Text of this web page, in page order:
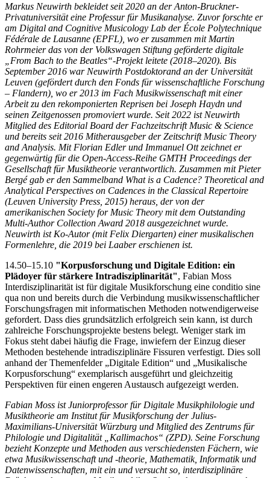
Markus Neuwirth bekleidet seit 2020 an der Anton-Bruckner-
Privatuniversität eine Professur für Musikanalyse. Zuvor forschte er
am Digital and Cognitive Musicology Lab der École Polytechnique
Fédérale de Lausanne (EPFL), wo er zusammen mit Martin
Rohrmeier das von der Volkswagen Stiftung geförderte digitale
„From Bach to the Beatles“-Projekt leitete (2018–2020). Bis
September 2016 war Neuwirth Postdoktorand an der Universität
Leuven (gefördert durch den Fonds für wissenschaftliche Forschung
– Flandern), wo er 2013 im Fach Musikwissenschaft mit einer
Arbeit zu den rekomponierten Reprisen bei Joseph Haydn und
seinen Zeitgenossen promoviert wurde. Seit 2022 ist Neuwirth
Mitglied des Editorial Board der Fachzeitschrift Music & Science
und bereits seit 2016 Mitherausgeber der Zeitschrift Music Theory
and Analysis. Mit Florian Edler und Immanuel Ott zeichnet er
gegenwärtig für die Open-Access-Reihe GMTH Proceedings der
Gesellschaft für Musiktheorie verantwortlich. Zusammen mit Pieter
Bergé gab er den Sammelband What is a Cadence? Theoretical and
Analytical Perspectives on Cadences in the Classical Repertoire
(Leuven University Press, 2015) heraus, der von der
amerikanischen Society for Music Theory mit dem Outstanding
Multi-Author Collection Award 2018 ausgezeichnet wurde.
Neuwirth ist Ko-Autor (mit Felix Diergarten) einer musikalischen
Formenlehre, die 2019 bei Laaber erschienen ist.
14.50–15.10 "Korpusforschung und Digitale Edition: ein
Plädoyer für stärkere Intradisziplinarität", Fabian Moss
Interdisziplinarität ist für digitale Musikforschung eine conditio sine
qua non und bereits durch die Verbindung musikwissenschaftlicher
Forschungsfragen mit informatischen Methoden notwendigerweise
gefordert. Dass dies grundsätzlich erfolgreich sein kann, ist durch
zahlreiche Forschungsprojekte bestens belegt. Weniger stark im
Fokus steht dabei häufig die Frage, inwiefern der Einzug dieser
Methoden bestehende intradisziplinäre Fissuren verfestigt. Dies soll
anhand der Themenfelder „Digitale Edition“ und „Musikalische
Korpusforschung“ exemplarisch ausgeführt und gleichzeitig
Perspektiven für einen engeren Austausch aufgezeigt werden.
Fabian Moss ist Juniorprofessor für Digitale Musikphilologie und
Musiktheorie am Institut für Musikforschung der Julius-
Maximilians-Universität Würzburg und Mitglied des Zentrums für
Philologie und Digitalität „Kallimachos“ (ZPD). Seine Forschung
bezieht Konzepte und Methoden aus verschiedensten Fächern, wie
etwa Musikwissenschaft und -theorie, Mathematik, Informatik und
Datenwissenschaften, mit ein und versucht so, interdisziplinäre